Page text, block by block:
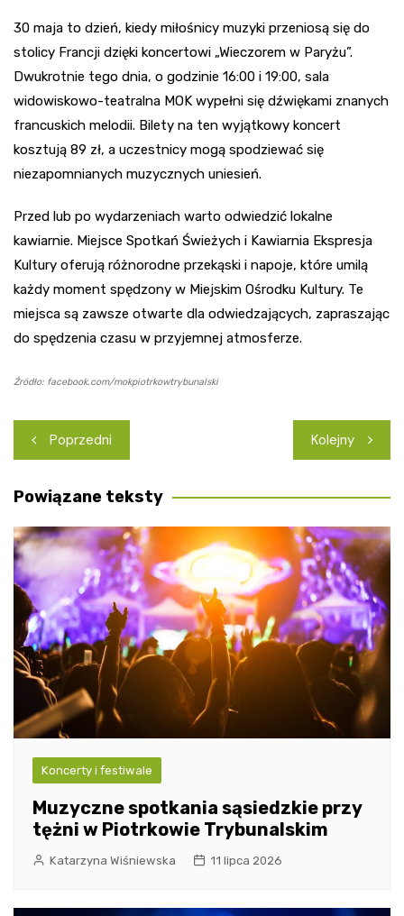
30 maja to dzień, kiedy miłośnicy muzyki przeniosą się do
stolicy Francji dzięki koncertowi „Wieczorem w Paryżu”.
Dwukrotnie tego dnia, o godzinie 16:00 i 19:00, sala
widowiskowo-teatralna MOK wypełni się dźwiękami znanych
francuskich melodii. Bilety na ten wyjątkowy koncert
kosztują 89 zł, a uczestnicy mogą spodziewać się
niezapomnianych muzycznych uniesień.
Przed lub po wydarzeniach warto odwiedzić lokalne
kawiarnie. Miejsce Spotkań Świeżych i Kawiarnia Ekspresja
Kultury oferują różnorodne przekąski i napoje, które umilą
każdy moment spędzony w Miejskim Ośrodku Kultury. Te
miejsca są zawsze otwarte dla odwiedzających, zapraszając
do spędzenia czasu w przyjemnej atmosferze.
Źródło: facebook.com/mokpiotrkowtrybunalski
Nawigacja
wpisu
Poprzedni Kolejny
Powiązane teksty
Koncerty i festiwale
Muzyczne spotkania sąsiedzkie przy
tężni w Piotrkowie Trybunalskim
Katarzyna Wiśniewska 11 lipca 2026